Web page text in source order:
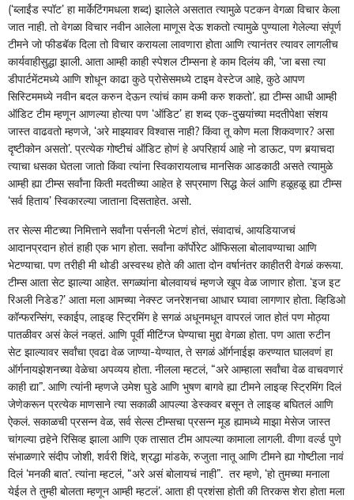
(‘ब्लाईंड स्पॉट’ हा मार्केटिंगमधला शब्द) झालेले असतात त्यामुळे पटकन वेगळा विचार केला
जात नाही. तो वेगळा विचार नवीन आलेला माणूस देऊ शकतो त्यामुळे पुण्याला गेलेल्या संपूर्ण
टीमने जो फीडबॅक दिला तो विचार करायला लावणारा होता आणि त्यानंतर त्यावर लागलीच
कार्यवाहीसुद्धा झाली. आता आम्ही काही स्पेशल टीम्सना हे काम दिलंय की, ‘जा बसा त्या
डीपार्टमेंटमध्ये आणि शोधून काढा कुठे प्रोसेसमध्ये टाइम वेस्टेज आहे, कुठे आपण
सिस्टिममध्ये नवीन बदल करुन देऊन त्यांचं काम कमी करु शकतो’. ह्या टीम्स आधी आम्ही
ऑडिट टीम म्हणून आणल्या होत्या पण ‘ऑडिट’ हा शब्द एक-दुसर्‍यांच्या मदतीपेक्षा संशय
जास्त वाढवतो म्हणजे, ‘अरे माझ्यावर विश्‍वास नाही? किंवा तू कोण मला शिकवणार? असा
दृष्टीकोन असतो’. प्रत्येक गोष्टीचं ऑडिट होणं हे अपरिहार्य आहे नो डाऊट, पण बर्‍याचदा
त्याचा धसका घेतला जातो किंवा त्यांना स्विकारायलाच मानसिक आडकाठी असते त्यामुळे
आम्ही ह्या टीम्स सर्वांना किती मदतीच्या आहेत हे सप्रमाण सिद्ध केलं आणि हळूहळू ह्या टीम्स
‘सर्व हिताय’ स्विकारल्या जाताना दिसताहेत. असो.
तर सेल्स मीटच्या निमित्ताने सर्वांना पर्सनली भेटणं होतं, संवादाचं, आयडियाजचं
आदानप्रदान होतं हाही एक भाग होता. सर्वांना कॉर्पोरेट ऑफिसला बोलावण्याचा आणि
भेटण्याचा. पण तरीही मी थोडी अस्वस्थ होते की आता दोन वर्षानंतर काहीतरी वेगळं करूया.
टीम्स आता सेट झाल्या आहेत. सगळ्यांना बोलवायचं म्हणजे खूप वेळ जाणार होता. ‘इज इट
रिअली निडेड?’ आता मला आमच्या नेक्स्ट जनरेशनचा आधार घ्यावा लागणार होता. व्हिडिओ
कॉन्फरन्सिंग, स्काईप, लाइव्ह स्ट्रिमिंग हे सगळं अधूनमधून वापरलं जात होतं पण मोठ्या
पातळीवर असं केलं नव्हतं. आणि पूर्वी मीटिंग्ज घेण्याचा मुद्दा वेगळा होता. पण आता रुटीन
सेट झाल्यावर सर्वांचा एवढा वेळ जाण्या-येण्यात, ते सगळं ऑर्गनाईझ करण्यात घालवणं हा
ऑर्गनायझेशनच्या वेळेचा अपव्यय होता. नीलला म्हटलं, “अरे आम्हाला सर्वांचा वेळ वाचवणारं
काही द्या”. आणि त्यांनी म्हणजे उमेश घुडे आणि भुषण बागवे ह्या टीमने लाइव्ह स्ट्रिमिंग दिलं
जेणेकरून प्रत्येक माणसाने त्या सकाळी आपल्या डेस्कवर बसून ते लाइव्ह बघितलं आणि
ऐकलं. सकाळची प्रसन्न वेळ, सर्व सेल्स टीम्सचा प्रसन्न मूड ह्यामध्ये माझा मेसेज जास्त
चांगल्या तर्‍हेने रिसिव्ह झाला आणि एक तासात टीम आपल्या कामाला लागली. वीणा वर्ल्ड पुणे
संभाळणारे संदीप जोशी, शर्वरी शिंदे, श्रद्धा मांडके, रुजुता नातू आणि टीमने ह्या गोष्टीला नावं
दिलं ‘मनकी बात’. त्यांना म्हटलं, “अरे असं बोलायचं नाही”. तर म्हणे, ‘हो तुमच्या मनाला
येईल ते तुम्ही बोलता म्हणून आम्ही म्हटलं’. आता ही प्रशंसा होती की तिरकस शेरा होता मला